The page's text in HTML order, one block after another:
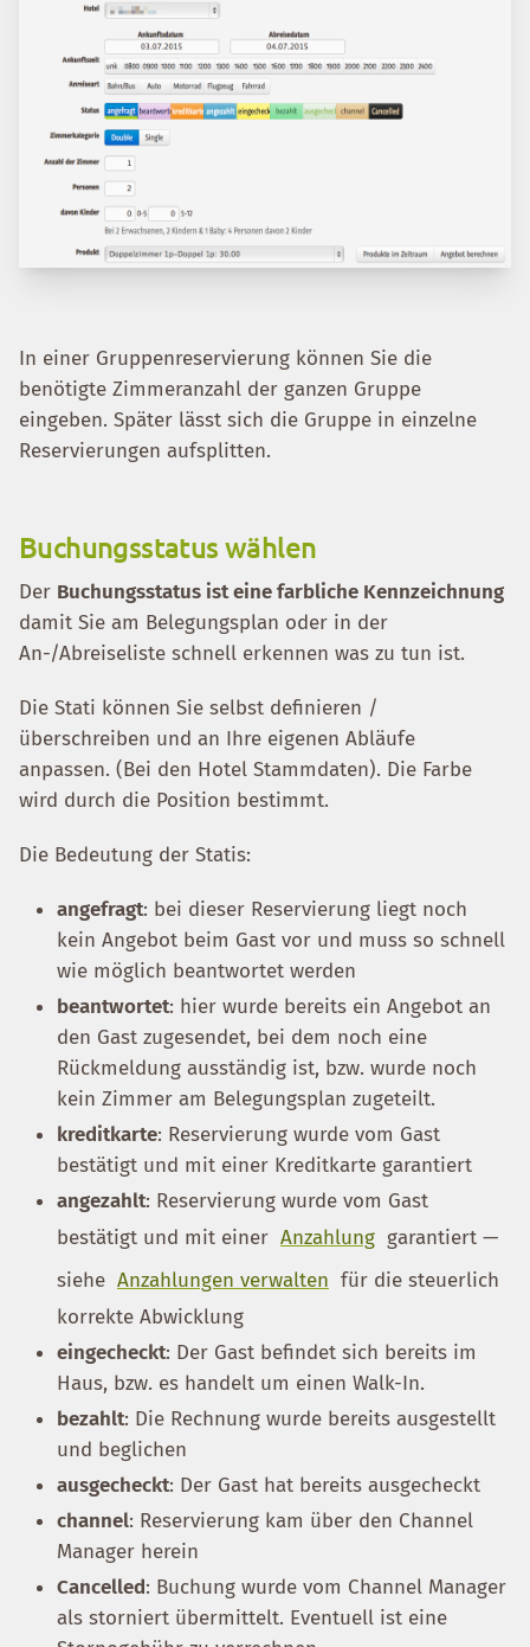
In einer Gruppenreservierung können Sie die
benötigte Zimmeranzahl der ganzen Gruppe
eingeben. Später lässt sich die Gruppe in einzelne
Reservierungen aufsplitten.
Buchungsstatus wählen
Der Buchungsstatus ist eine farbliche Kennzeichnung
damit Sie am Belegungsplan oder in der
An-/Abreiseliste schnell erkennen was zu tun ist.
Die Stati können Sie selbst definieren /
überschreiben und an Ihre eigenen Abläufe
anpassen. (Bei den Hotel Stammdaten). Die Farbe
wird durch die Position bestimmt.
Die Bedeutung der Statis:
angefragt: bei dieser Reservierung liegt noch
kein Angebot beim Gast vor und muss so schnell
wie möglich beantwortet werden
beantwortet: hier wurde bereits ein Angebot an
den Gast zugesendet, bei dem noch eine
Rückmeldung ausständig ist, bzw. wurde noch
kein Zimmer am Belegungsplan zugeteilt.
kreditkarte: Reservierung wurde vom Gast
bestätigt und mit einer Kreditkarte garantiert
angezahlt: Reservierung wurde vom Gast
bestätigt und mit einer Anzahlung garantiert —
siehe Anzahlungen verwalten für die steuerlich
korrekte Abwicklung
eingecheckt: Der Gast befindet sich bereits im
Haus, bzw. es handelt um einen Walk-In.
bezahlt: Die Rechnung wurde bereits ausgestellt
und beglichen
ausgecheckt: Der Gast hat bereits ausgecheckt
channel: Reservierung kam über den Channel
Manager herein
Cancelled: Buchung wurde vom Channel Manager
als storniert übermittelt. Eventuell ist eine